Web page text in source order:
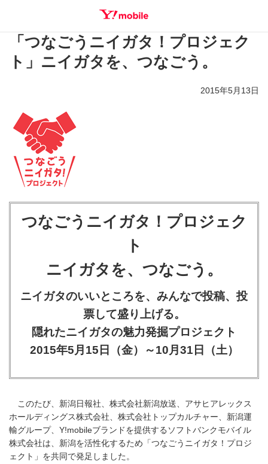
「つなごうニイガタ！プロジェク
ト」ニイガタを、つなごう。
2015年5月13日
つなごうニイガタ！プロジェク
ト
ニイガタを、つなごう。
ニイガタのいいところを、みんなで投稿、投
票して盛り上げる。
隠れたニイガタの魅力発掘プロジェクト
2015年5月15日（金）～10月31日（土）
このたび、新潟日報社、株式会社新潟放送、アサヒアレックス
ホールディングス株式会社、株式会社トップカルチャー、新潟運
輸グループ、Y!mobileブランドを提供するソフトバンクモバイル
株式会社は、新潟を活性化するため「つなごうニイガタ！プロジ
ェクト」を共同で発足しました。